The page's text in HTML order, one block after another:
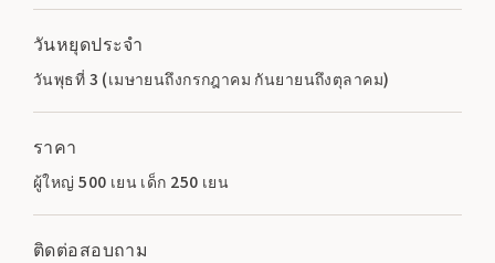
วันหยุดประจำ
วันพุธที่ 3 (เมษายนถึงกรกฎาคม กันยายนถึงตุลาคม)
ราคา
ผู้ใหญ่ 500 เยน เด็ก 250 เยน
ติดต่อสอบถาม